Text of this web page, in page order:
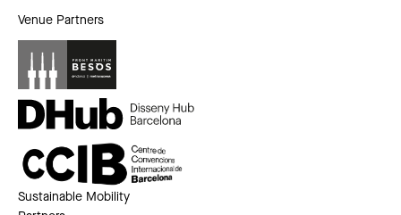
Venue Partners
Sustainable Mobility